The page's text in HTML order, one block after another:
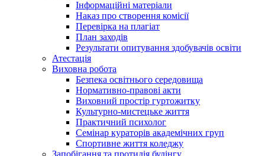
Інформаційні матеріали
Наказ про створення комісії
Перевірка на плагіат
План заходів
Результати опитування здобувачів освіти
Атестація
Виховна робота
Безпека освітнього середовища
Нормативно-правові акти
Виховний простір гуртожитку
Культурно-мистецьке життя
Практичний психолог
Семінар кураторів академічних груп
Спортивне життя коледжу
Запобігання та протидія булінгу